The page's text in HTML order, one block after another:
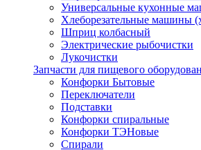
Универсальные кухонные
Хлеборезательные машины
Шприц колбасный
Электрические рыбочистки
Лукочистки
Запчасти для пищевого
Конфорки Бытовые
Переключатели
Подставки
Конфорки спиральные
Конфорки ТЭНовые
Спирали